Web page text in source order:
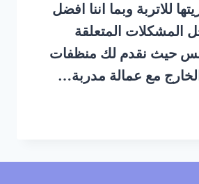
للاتربة وبما اننا افضل
المشكلات المتعلقة
حيث نقدم لك منظفات
مع عمالة مدربة…